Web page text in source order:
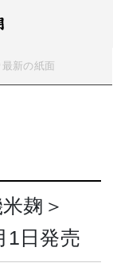
最新の紙面
麹＞
1日発売